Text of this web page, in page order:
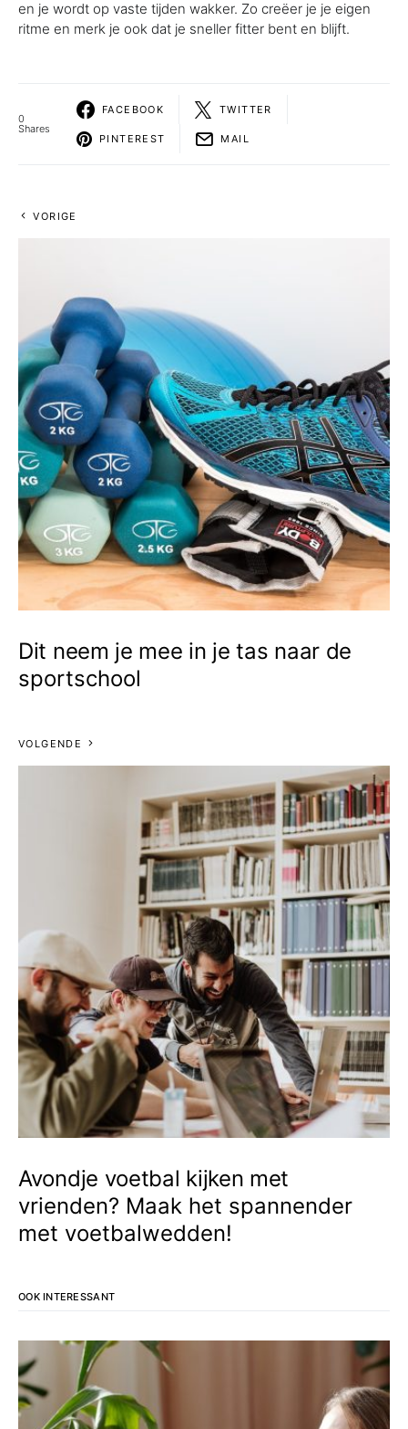
en je wordt op vaste tijden wakker. Zo creëer je je eigen
ritme en merk je ook dat je sneller fitter bent en blijft.
0
Shares
FACEBOOK TWITTER
PINTEREST MAIL
VORIGE
Dit neem je mee in je tas naar de
sportschool
VOLGENDE
Avondje voetbal kijken met
vrienden? Maak het spannender
met voetbalwedden!
OOK INTERESSANT